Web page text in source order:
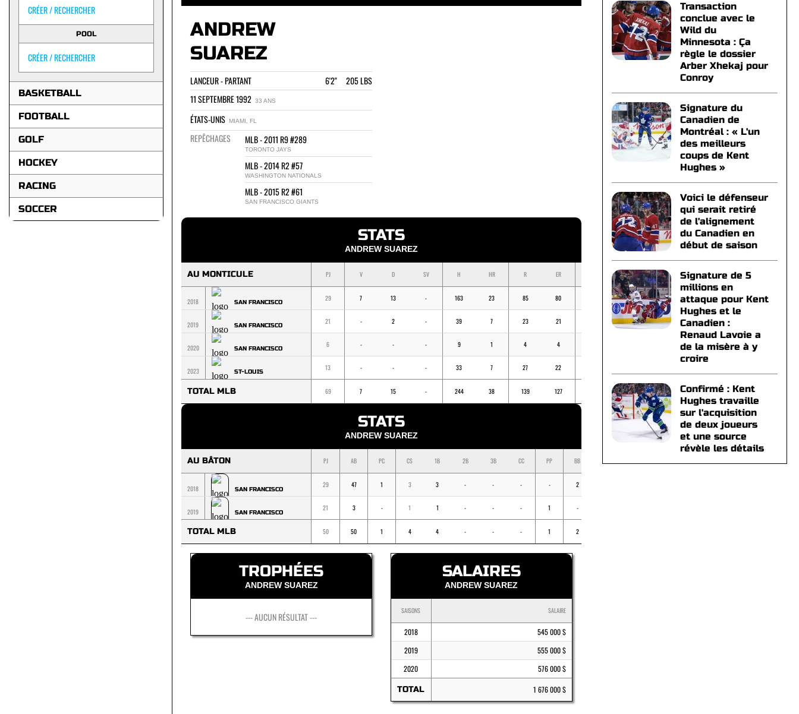
CRÉER / RECHERCHER
POOL
CRÉER / RECHERCHER
BASKETBALL
FOOTBALL
GOLF
HOCKEY
RACING
SOCCER
ANDREW
SUAREZ
LANCEUR - PARTANT
6'2" 205 LBS
11 SEPTEMBRE 1992 33 ANS
ÉTATS-UNIS MIAMI, FL
REPÊCHAGES MLB - 2011 R9 #289
TORONTO JAYS
MLB - 2014 R2 #57
WASHINGTON NATIONALS
MLB - 2015 R2 #61
SAN FRANCISCO GIANTS
STATS
ANDREW SUAREZ
AU MONTICULE PJ V D SV H HR R ER K ERA
2018 SAN FRANCISCO 29 7 13 - 163 23 85 80 130 4,49
2019 SAN FRANCISCO 21 - 2 - 39 7 23 21 25 5,79
2020 SAN FRANCISCO 6 - - - 9 1 4 4
2023 ST-LOUIS 13 - - - 33 7 27 22
TOTAL MLB 69 7 15 - 244 38 139 127 177 -
STATS
ANDREW SUAREZ
AU BÂTON PJ AB PC CS 1B 2B 3B CC PP BB
2018 SAN FRANCISCO
29 47 1 3 3 - - - - 2
2019 SAN FRANCISCO
21 3 - 1 1 - - - 1 -
TOTAL MLB 50 50 1 4 4 - - - 1 2
TROPHÉES
ANDREW SUAREZ
--- AUCUN RÉSULTAT ---
SALAIRES
ANDREW SUAREZ
SAISONS SALAIRE
2018
545 000 $
2019
555 000 $
2020
576 000 $
TOTAL 1 676 000 $
Transaction
conclue avec le
Wild du
Minnesota : Ça
règle le dossier
Arber Xhekaj pour
Conroy
Signature du
Canadien de
Montréal : « L'un
des meilleurs
coups de Kent
Hughes »
Voici le défenseur
qui serait retiré
de l'alignement
du Canadien en
début de saison
Signature de 5
millions en
attaque pour Kent
Hughes et le
Canadien :
Renaud Lavoie a
de la misère à y
croire
Confirmé : Kent
Hughes travaille
sur l'acquisition
de deux joueurs
et une source
révèle les détails